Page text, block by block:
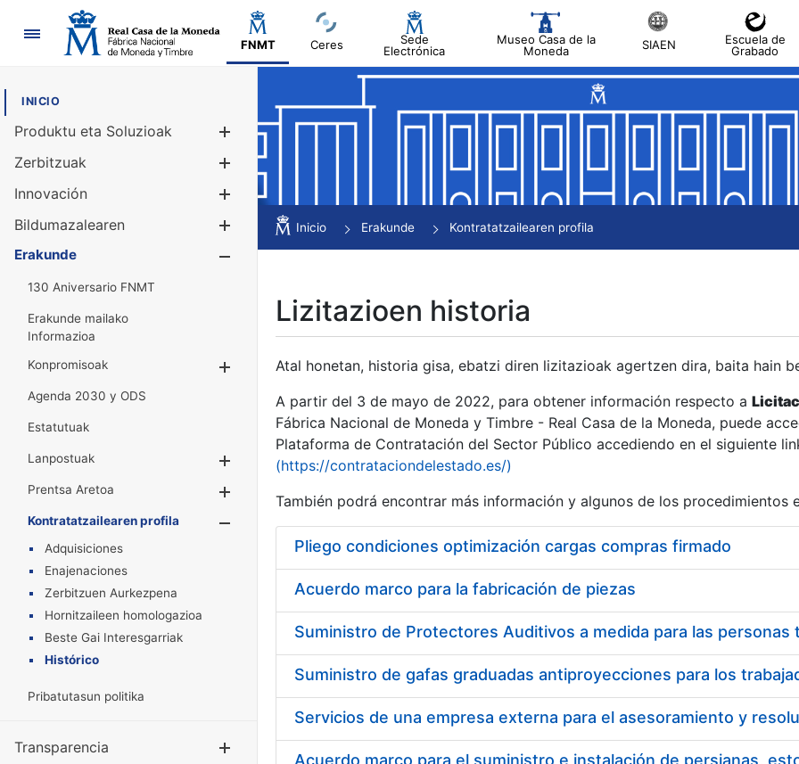
Nabigazioa
FNMT Ceres
Sede
Electrónica
Museo Casa de la
Moneda
SIAEN
Escuela de
Grabado
INICIO
Produktu eta Soluzioak
Erakutsi/Ezkutatu
Zerbitzuak
Innovación
Bildumazalearen
Erakutsi/Ezkutatu
Erakunde
130 Aniversario FNMT
Erakunde mailako
Informazioa
Konpromisoak
Erakutsi/Ezkutatu
Agenda 2030 y ODS
Estatutuak
Lanpostuak
Erakutsi/Ezkutatu
Prentsa Aretoa
Erakutsi/Ezkutatu
Kontratatzailearen profila
Erakutsi/Ezkutatu
Adquisiciones
Enajenaciones
Zerbitzuen Aurkezpena
Hornitzaileen homologazioa
Beste Gai Interesgarriak
Histórico
Pribatutasun politika
Transparencia Erakutsi/Ezkutatu
Inicio Erakunde Kontratatzailearen profila
Lizitazioen historia
Atal honetan, historia gisa, ebatzi diren lizitazioak agertzen dira, baita hain
A partir del 3 de mayo de 2022, para obtener información respecto a
Fábrica Nacional de Moneda y Timbre - Real Casa de la Moneda, puede
Plataforma de Contratación del Sector Público accediendo en el siguiente
(https://contrataciondelestado.es/)
También podrá encontrar más información y algunos de los procedimientos
Pliego condiciones optimización cargas compras firmado
Acuerdo marco para la fabricación de piezas
Acuerdo marco para el suministro e instalación de persianas,